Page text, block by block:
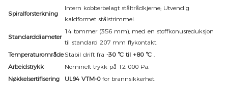
Spiralforsterkning
Intern kobberbelagt ståltrådkjerne; Utvendig
kaldformet stålstrimmel.
Standarddiameter
14 tommer (356 mm), med en stoffkonusreduksjon
til standard 207 mm flykontakt.
TemperaturområdeStabil drift fra -30 °C til +80 °C
Arbeidstrykk
Nominelt trykk på 12 000 Pa.
Nøkkelsertifisering
UL94 VTM-0for brannsikkerhet.